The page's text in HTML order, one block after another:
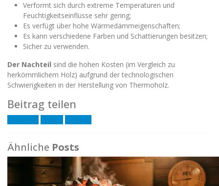
Verformt sich durch extreme Temperaturen und
Feuchtigkeitseinflüsse sehr gering;
Es verfügt über hohe Wärmedämmeigenschaften;
Es kann verschiedene Farben und Schattierungen besitzen;
Sicher zu verwenden.
Der Nachteil sind die hohen Kosten (im Vergleich zu
herkömmlichem Holz) aufgrund der technologischen
Schwierigkeiten in der Herstellung von Thermoholz.
Beitrag teilen
Ähnliche Posts